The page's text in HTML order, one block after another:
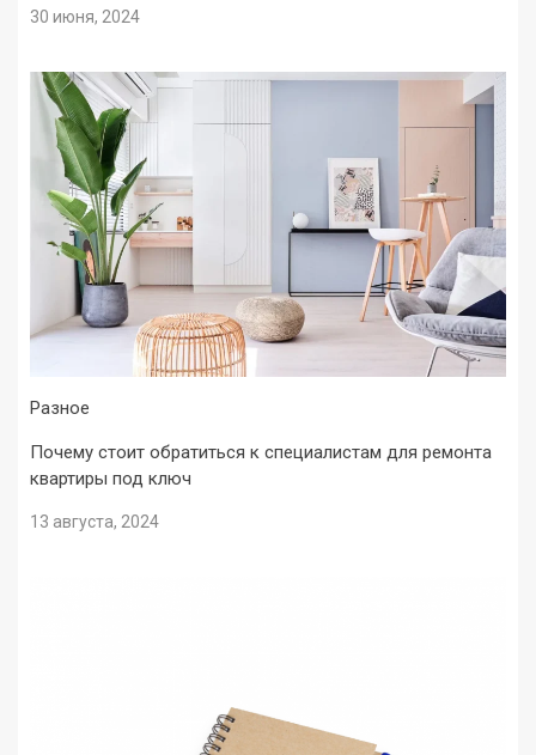
30 июня, 2024
Разное
Почему стоит обратиться к специалистам для ремонта
квартиры под ключ
13 августа, 2024